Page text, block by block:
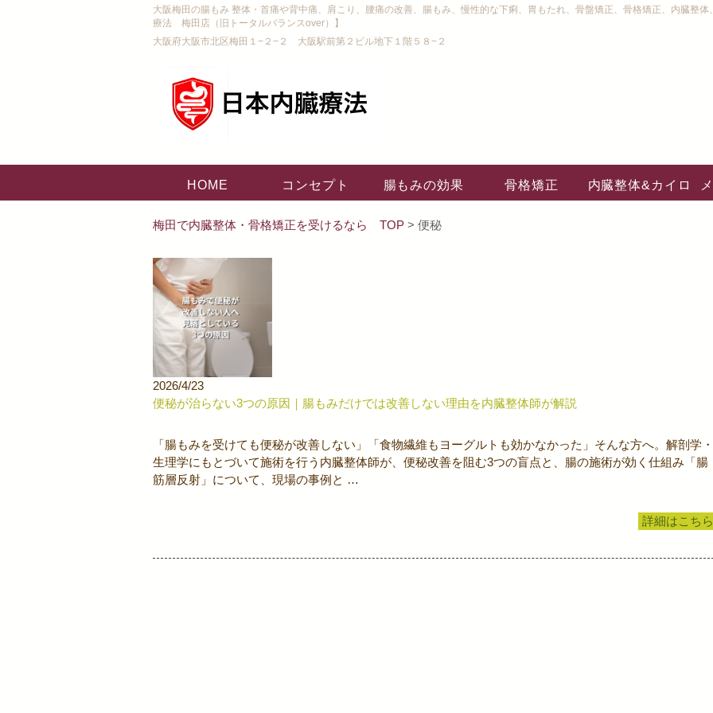
大阪梅田の腸もみ 整体・首痛や背中痛、肩こり、腰痛の改善、腸もみ、慢性的な下痢、胃もたれ、骨盤矯正、骨格矯正、内臓整
療法 梅田店（旧トータルバランスover）】
大阪府大阪市北区梅田１−２−２ 大阪駅前第２ビル地下１階５８−２
HOME コンセプト 腸もみの効果 骨格矯正 内臓整体&カイロ
梅田で内臓整体・骨格矯正を受けるなら TOP > 便秘
2026/4/23
便秘が治らない3つの原因｜腸もみだけでは改善しない理由を内臓整体師が解説
「腸もみを受けても便秘が改善しない」「食物繊維もヨーグルトも効かなかった」そんな方へ。解剖学・
生理学にもとづいて施術を行う内臓整体師が、便秘改善を阻む3つの盲点と、腸の施術が効く仕組み「腸
筋層反射」について、現場の事例と …
詳細はこちら